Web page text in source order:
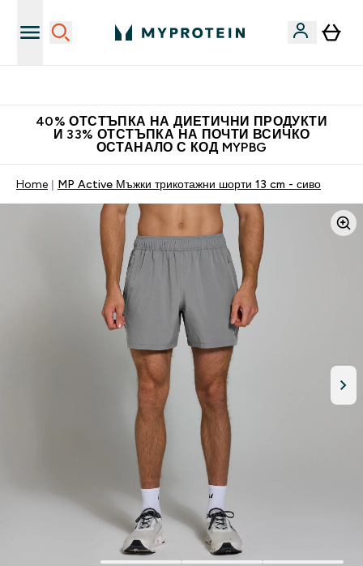
40% ОТСТЪПКА НА ДИЕТИЧНИ ПРОДУКТИ
И 33% ОТСТЪПКА НА ПОЧТИ ВСИЧКО
ОСТАНАЛО С КОД MYPBG
Home MP Active Мъжки трикотажни шорти 13 cm - сиво